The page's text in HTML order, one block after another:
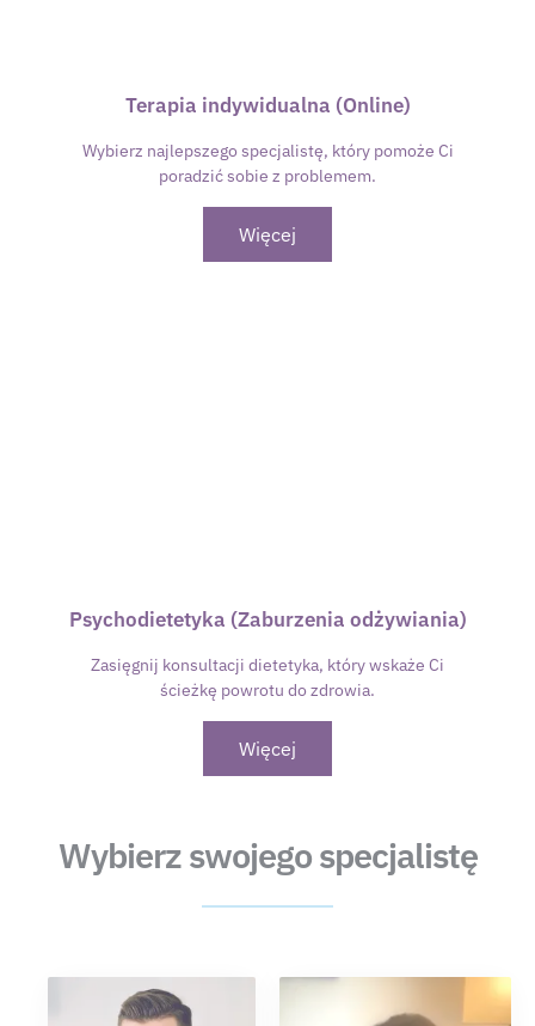
Terapia indywidualna (Online)
Wybierz najlepszego specjalistę, który pomoże Ci
poradzić sobie z problemem.
Więcej
Psychodietetyka (Zaburzenia odżywiania)
Zasięgnij konsultacji dietetyka, który wskaże Ci
ścieżkę powrotu do zdrowia.
Więcej
Wybierz swojego specjalistę